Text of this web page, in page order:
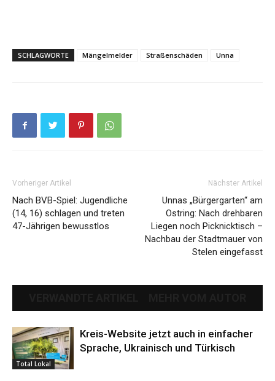
SCHLAGWORTE Mängelmelder Straßenschäden Unna
Vorheriger Artikel
Nach BVB-Spiel: Jugendliche
(14, 16) schlagen und treten
47-Jährigen bewusstlos
Nächster Artikel
Unnas „Bürgergarten“ am
Ostring: Nach drehbaren
Liegen noch Picknicktisch –
Nachbau der Stadtmauer von
Stelen eingefasst
Total Lokal
Kreis-Website jetzt auch in einfacher
Sprache, Ukrainisch und Türkisch